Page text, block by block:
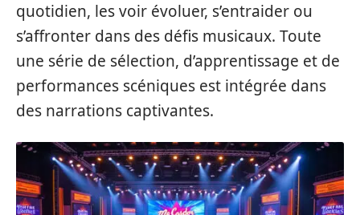
quotidien, les voir évoluer, s’entraider ou
s’affronter dans des défis musicaux. Toute
une série de sélection, d’apprentissage et de
performances scéniques est intégrée dans
des narrations captivantes.